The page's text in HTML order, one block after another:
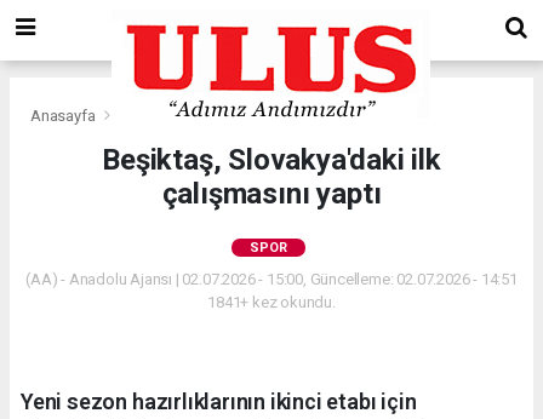
Anasayfa
Beşiktaş, Slovakya'daki ilk
çalışmasını yaptı
SPOR
(AA) - Anadolu Ajansı | 02.07.2026 - 15:00, Güncelleme: 02.07.2026 - 14:51
1841+ kez okundu.
Yeni sezon hazırlıklarının ikinci etabı için